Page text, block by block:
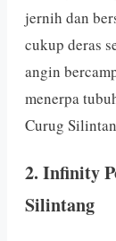
jernih dan
cukup deras
angin
menerpa
Curug
2. Infinity
Silintang